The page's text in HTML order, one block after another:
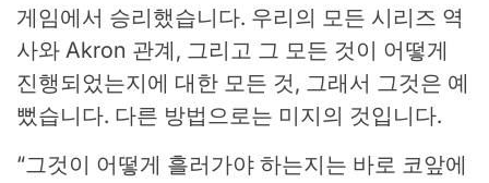
게임에서 승리했습니다. 우리의 모든 시리즈 역
사와 Akron 관계, 그리고 그 모든 것이 어떻게
진행되었는지에 대한 모든 것, 그래서 그것은 예
뻤습니다. 다른 방법으로는 미지의 것입니다.
“그것이 어떻게 흘러가야 하는지는 바로 코앞에